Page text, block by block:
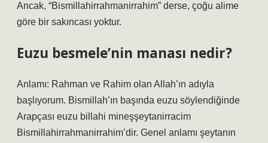
Ancak, “Bismillahirrahmanirrahim” derse, çoğu alime
göre bir sakıncası yoktur.
Euzu besmele’nin manası nedir?
Anlamı: Rahman ve Rahim olan Allah’ın adıyla
başlıyorum. Bismillah’ın başında euzu söylendiğinde
Arapçası euzu billahi mineşşeytanirracim
Bismillahirrahmanirrahim’dir. Genel anlamı şeytanın